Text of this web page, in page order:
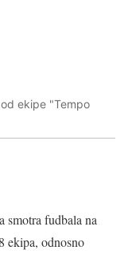
ekipe "Tempo
smotra fudbala na
ekipa, odnosno